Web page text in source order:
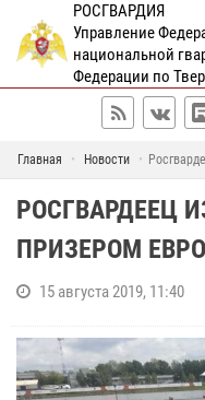
РОСГВАРДИЯ
Управление
национальной
Федерации по
Главная Новости
РОСГВАРДЕЕЦ
ПРИЗЕРОМ
15 августа 2019, 11:40